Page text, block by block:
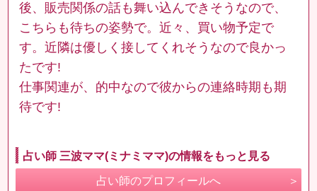
後、販売関係の話も舞い込んできそうなので、
こちらも待ちの姿勢で。近々、買い物予定で
す。近隣は優しく接してくれそうなので良かっ
たです!
仕事関連が、的中なので彼からの連絡時期も期
待です!
占い師 三波ママ(ミナミママ)の情報をもっと見る
占い師のプロフィールへ